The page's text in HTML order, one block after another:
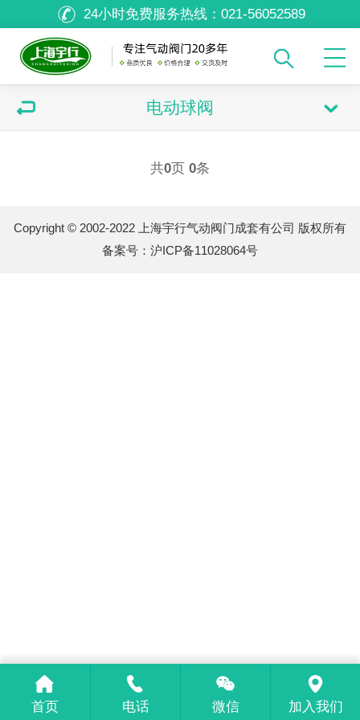
24小时免费服务热线： 021-56052589
电动球阀
共0页 0条
Copyright © 2002-2022 上海宇行气动阀门成套有公司 版权所有
备案号： 沪ICP备11028064号
首页 电话 微信 加入我们